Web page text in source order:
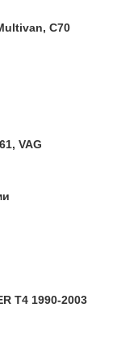
C70
VAG
T4 1990-2003